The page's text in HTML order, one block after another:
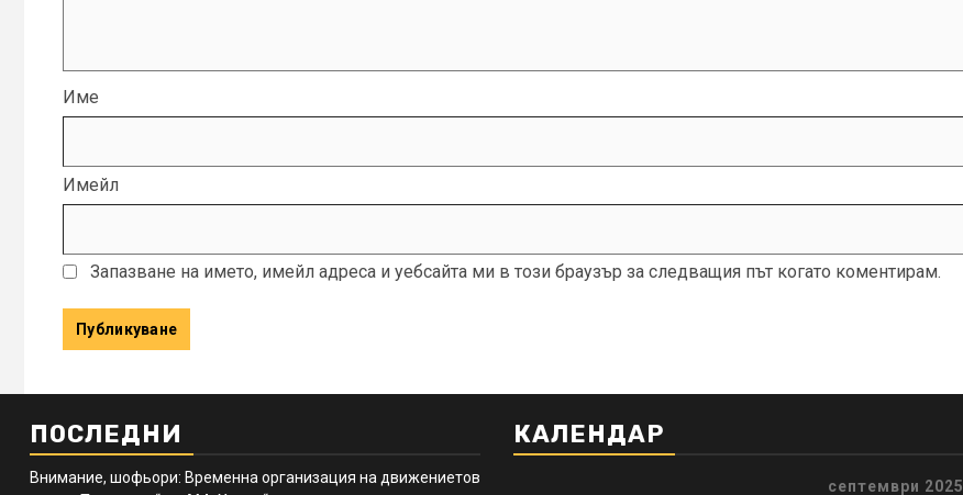
Име
Имейл
Запазване на името, имейл адреса и уебсайта ми в този браузър за следващия път когато коментирам.
ПОСЛЕДНИ
Внимание, шофьори: Временна организация на движениетов
КАЛЕНДАР
септември 2025